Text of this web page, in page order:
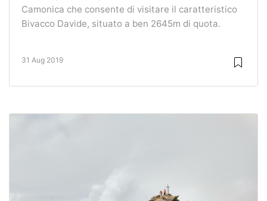
Camonica che consente di visitare il caratteristico
Bivacco Davide, situato a ben 2645m di quota.
31 Aug 2019